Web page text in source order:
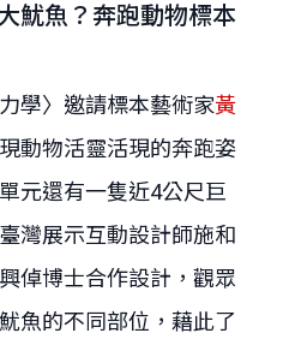
魷魚？奔跑動物標本
學〉邀請標本藝術家黃
動物活靈活現的奔跑姿
元還有一隻近4公尺巨
灣展示互動設計師施和
倬博士合作設計，觀眾
魚的不同部位，藉此了